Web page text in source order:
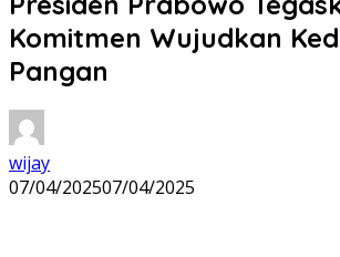
Komitmen Wujudkan
Pangan
wijay
07/04/202507/04/2025